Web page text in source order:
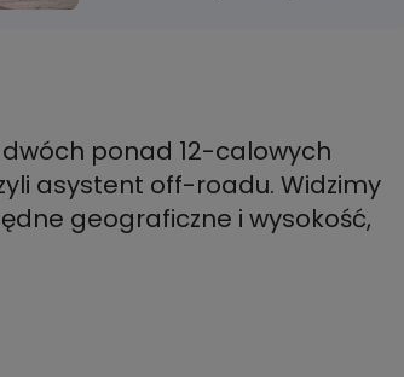
ponad 12-calowych
asystent off-roadu. Widzimy
geograficzne i wysokość,